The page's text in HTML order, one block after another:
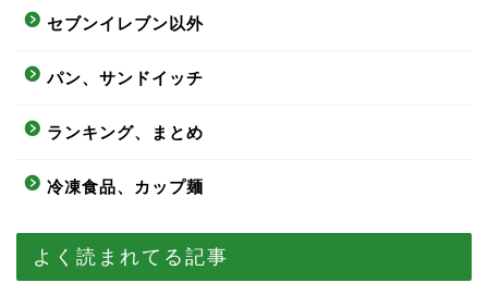
セブンイレブン以外
パン、サンドイッチ
ランキング、まとめ
冷凍食品、カップ麺
よく読まれてる記事